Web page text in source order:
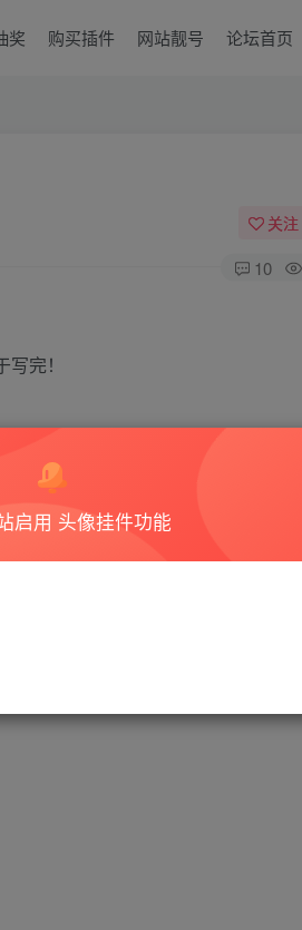
奖 购买插件 网站靓号 论坛首页
关注
10
完！
启用 头像挂件功能